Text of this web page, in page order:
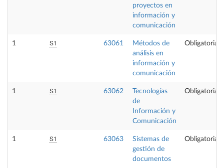
proyectos en
información y
comunicación
1 S1 63061
Métodos de
análisis en
información y
comunicación
Obligatoria
1 S1 63062
Tecnologías
de
Información y
Comunicación
Obligatoria
1 S1 63063
Sistemas de
gestión de
documentos
Obligatoria